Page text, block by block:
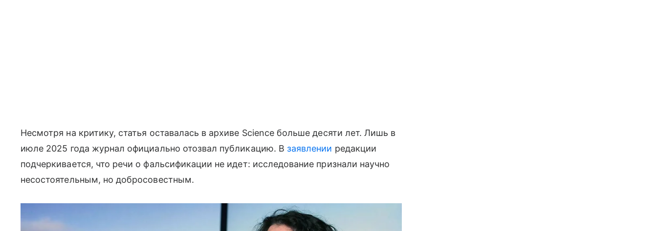
Несмотря на критику, статья оставалась в архиве Science больше десяти лет. Лишь в
июле 2025 года журнал официально отозвал публикацию. В заявлении редакции
подчеркивается, что речи о фальсификации не идет: исследование признали научно
несостоятельным, но добросовестным.